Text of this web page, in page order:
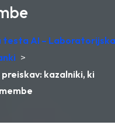
AI –
>
kazalniki, ki